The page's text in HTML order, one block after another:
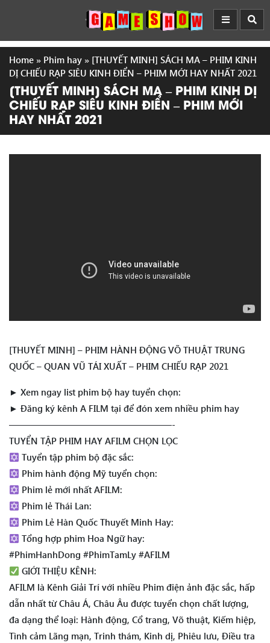
Home » Phim hay » [THUYẾT MINH] SÁCH MA – PHIM KINH
DỊ CHIẾU RẠP SIÊU KINH ĐIỂN – PHIM MỚI HAY NHẤT 2021
[THUYẾT MINH] SÁCH MA – PHIM KINH DỊ
CHIẾU RẠP SIÊU KINH ĐIỂN – PHIM MỚI
HAY NHẤT 2021
[THUYẾT MINH] – PHIM HÀNH ĐỘNG VÕ THUẬT TRUNG
QUỐC – QUAN VŨ TÁI XUẤT – PHIM CHIẾU RẠP 2021
► Xem ngay list phim bộ hay tuyển chọn:
► Đăng ký kênh A FILM tại để đón xem nhiều phim hay
——————————————————-
TUYỂN TẬP PHIM HAY AFILM CHỌN LỌC
Tuyển tập phim bộ đặc sắc:
Phim hành động Mỹ tuyển chọn:
Phim lẻ mới nhất AFILM:
Phim lẻ Thái Lan:
Phim Lẻ Hàn Quốc Thuyết Minh Hay:
Tổng hợp phim Hoa Ngữ hay:
#PhimHanhDong #PhimTamLy #AFILM
GIỚI THIỆU KÊNH:
AFILM là Kênh Giải Trí với nhiều Phim điện ảnh đặc sắc, hấp
dẫn nhất từ Châu Á, Châu Âu được tuyển chọn chất lượng,
đa dạng thể loại: Hành động, Cổ trang, Võ thuật, Kiếm hiệp,
Tình cảm Lãng mạn, Trinh thám, Kinh dị, Phiêu lưu, Điều tra